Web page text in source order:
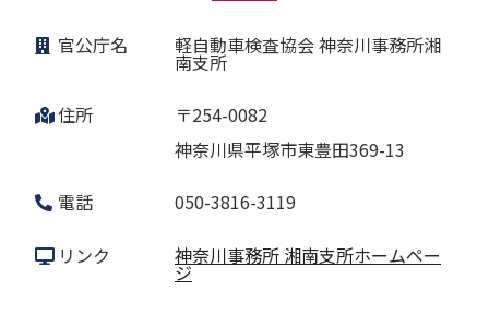
官公庁名 軽自動車検査協会 神奈川事務所湘
南支所
住所
〒254-0082
神奈川県平塚市東豊田369-13
電話
050-3816-3119
リンク 神奈川事務所 湘南支所ホームペー
ジ